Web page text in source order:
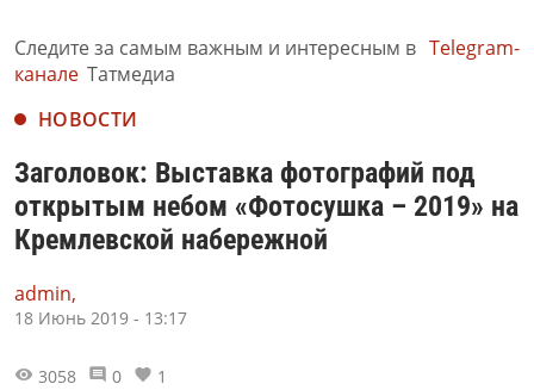
Следите за самым важным и интересным в Telegram-
канале Татмедиа
НОВОСТИ
Заголовок: Выставка фотографий под
открытым небом «Фотосушка – 2019» на
Кремлевской набережной
admin,
18 Июнь 2019 - 13:17
3058 0 1